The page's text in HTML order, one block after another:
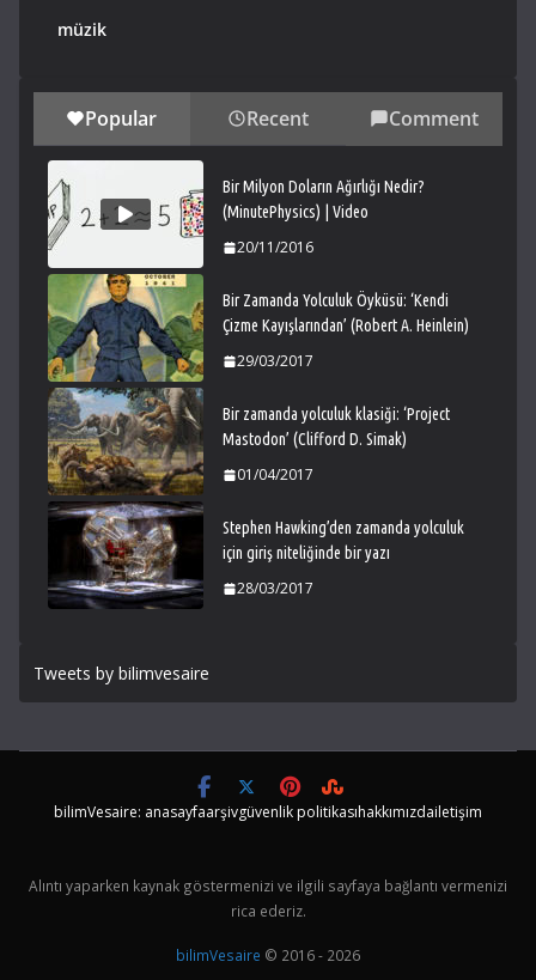
müzik
Popular Recent Comment
Bir Milyon Doların Ağırlığı Nedir?
(MinutePhysics) | Video
20/11/2016
Bir Zamanda Yolculuk Öyküsü: ‘Kendi
Çizme Kayışlarından’ (Robert A. Heinlein)
29/03/2017
Bir zamanda yolculuk klasiği: ‘Project
Mastodon’ (Clifford D. Simak)
01/04/2017
Stephen Hawking’den zamanda yolculuk
için giriş niteliğinde bir yazı
28/03/2017
Tweets by bilimvesaire
bilimVesaire: anasayfaarşivgüvenlik politikasıhakkımızdailetişim
Alıntı yaparken kaynak göstermenizi ve ilgili sayfaya bağlantı vermenizi
rica ederiz.
bilimVesaire © 2016 - 2026